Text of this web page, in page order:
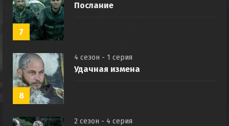
7
Послание
8
4 сезон - 1 серия
Удачная измена
2 сезон - 4 серия